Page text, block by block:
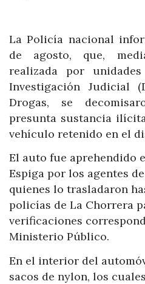
La Policía nacional
de agosto, que,
realizada por
Investigación Judicial
Drogas, se
presunta sustancia
vehículo retenido en el
El auto fue aprehendido
Espiga por los agentes
quienes lo trasladaron
policías de La Chorrera
verificaciones
Ministerio Público.
En el interior del
sacos de nylon, los